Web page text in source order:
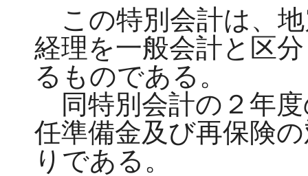
この特別会計は、
経理を一般会計と区
るものである。
同特別会計の２年度
任準備金及び再保険
りである。